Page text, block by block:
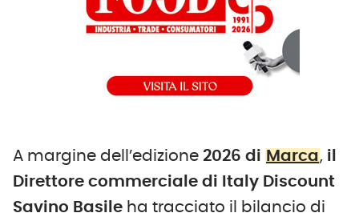
A margine dell’edizione 2026 di Marca, il
Direttore commerciale di Italy Discount
Savino Basile ha tracciato il bilancio di